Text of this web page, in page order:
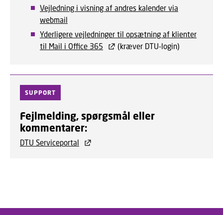
Vejledning i visning af andres kalender via
webmail
Yderligere vejledninger til opsætning af klienter
til Mail i Office 365
(kræver DTU-login)
SUPPORT
Fejlmelding, spørgsmål eller
kommentarer:
DTU Serviceportal